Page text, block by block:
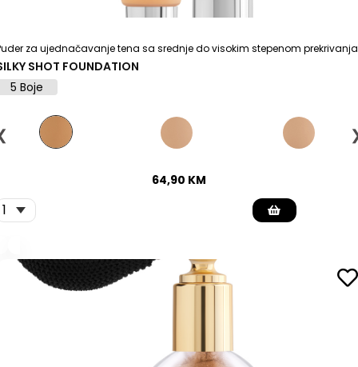
za ujednačavanje tena sa srednje do visokim stepenom prekrivanja
SHOT FOUNDATION
5 Boje
64,90 KM